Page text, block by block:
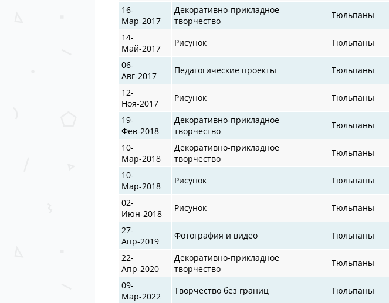
16-
Мар-2017
Декоративно-прикладное
творчество
Тюльпаны
14-
Май-2017
Рисунок Тюльпаны
06-
Авг-2017
Педагогические проекты Тюльпаны
12-
Ноя-2017
Рисунок Тюльпаны
19-
Фев-2018
Декоративно-прикладное
творчество
Тюльпаны
10-
Мар-2018
Декоративно-прикладное
творчество
Тюльпаны
10-
Мар-2018
Рисунок Тюльпаны
02-
Июн-2018
Рисунок Тюльпаны
27-
Апр-2019
Фотография и видео Тюльпаны
22-
Апр-2020
Декоративно-прикладное
творчество
Тюльпаны
09-
Мар-2022
Творчество без границ Тюльпаны